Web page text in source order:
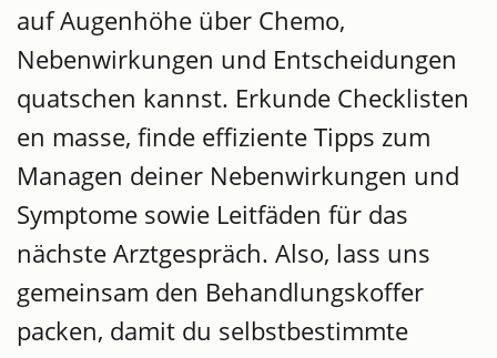
auf Augenhöhe über Chemo,
Nebenwirkungen und Entscheidungen
quatschen kannst. Erkunde Checklisten
en masse, finde effiziente Tipps zum
Managen deiner Nebenwirkungen und
Symptome sowie Leitfäden für das
nächste Arztgespräch. Also, lass uns
gemeinsam den Behandlungskoffer
packen, damit du selbstbestimmte